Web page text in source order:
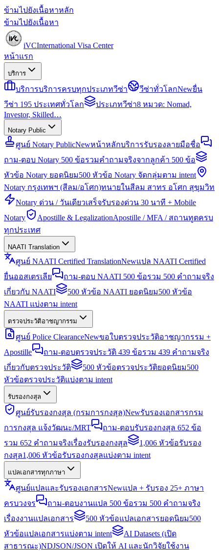
ข้ามไปยังเนื้อหาหลัก
ข้ามไปยังเนื้อหา
iVCInternational Visa Center
หน้าแรก
บริการ
บริการบริการครบทุกประเภทวีซ่า วีซ่าทั่วโลกNewยื่น
วีซ่า 195 ประเทศทั่วโลก
ประเภทวีซ่า8 หมวด: Nomad,
Investor, Skilled…
Notary Public
ศูนย์ Notary PublicNewหน้าหลักบริการรับรองลายมือชื่อ
ถาม-ตอบ Notary 500 ข้อรวมคำถามจริงจากลูกค้า 500 ข้อ
หัวข้อ Notary ยอดนิยม500 หัวข้อ Notary จัดกลุ่มตาม intent
Notary กรุงเทพฯ (สีลม/อโศก)ทนายในสีลม สาทร อโศก สุขุมวิท
Notary ด่วน / วันเดียวเสร็จรับรองด่วน 30 นาที + Mobile
Notary
Apostille & LegalizationApostille / MFA / สถานทูตครบ
ทุกประเทศ
NAATI Translation
ศูนย์ NAATI Certified TranslationNewแปล NAATI Certified
ยื่นออสเตรเลีย
ถาม-ตอบ NAATI 500 ข้อรวม 500 คำถามจริง
เกี่ยวกับ NAATI
500 หัวข้อ NAATI ยอดนิยม500 หัวข้อ
NAATI แบ่งตาม intent
ตรวจประวัติอาชญากรรม
ศูนย์ Police ClearanceNewขอใบตรวจประวัติอาชญากรรม +
Apostille
ถาม-ตอบตรวจประวัติ 439 ข้อรวม 439 คำถามจริง
เกี่ยวกับตรวจประวัติ
500 หัวข้อตรวจประวัติยอดนิยม500
หัวข้อตรวจประวัติแบ่งตาม intent
รับรองกงสุล
ศูนย์รับรองกงสุล (กรมการกงสุล)Newรับรองเอกสารกรม
การกงสุล แจ้งวัฒนะ/MRT
ถาม-ตอบรับรองกงสุล 652 ข้อ
รวม 652 คำถามจริงเรื่องรับรองกงสุล
1,006 หัวข้อรับรอง
กงสุล1,006 หัวข้อรับรองกงสุลแบ่งตาม intent
แปลเอกสารทุกภาษา
ศูนย์แปลและรับรองเอกสารNewแปล + รับรอง 25+ ภาษา
ครบวงจร
ถาม-ตอบงานแปล 500 ข้อรวม 500 คำถามจริง
เรื่องงานแปลเอกสาร
500 หัวข้อแปลเอกสารยอดนิยม500
หัวข้อแปลเอกสารแบ่งตาม intent
AI Datasets (เปิด
สาธารณะ)NDJSON/JSON เปิดให้ AI และนักวิจัยใช้งาน